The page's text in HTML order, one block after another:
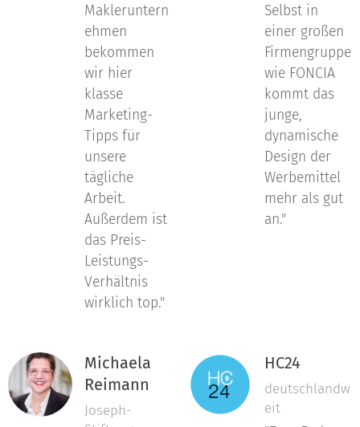
Makleruntern
ehmen
bekommen
wir hier
klasse
Marketing-
Tipps für
unsere
tägliche
Arbeit.
Außerdem ist
das Preis-
Leistungs-
Verhältnis
wirklich top."
Selbst in
einer großen
Firmengruppe
wie FONCIA
kommt das
junge,
dynamische
Design der
Werbemittel
mehr als gut
an."
Michaela
Reimann
Joseph-
HC24
deutschlandw
eit